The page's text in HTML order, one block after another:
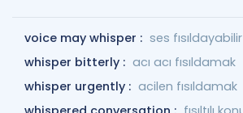
voice may whisper : ses fısıldayabilir
whisper bitterly : acı acı fısıldamak
whisper urgently : acilen fısıldamak